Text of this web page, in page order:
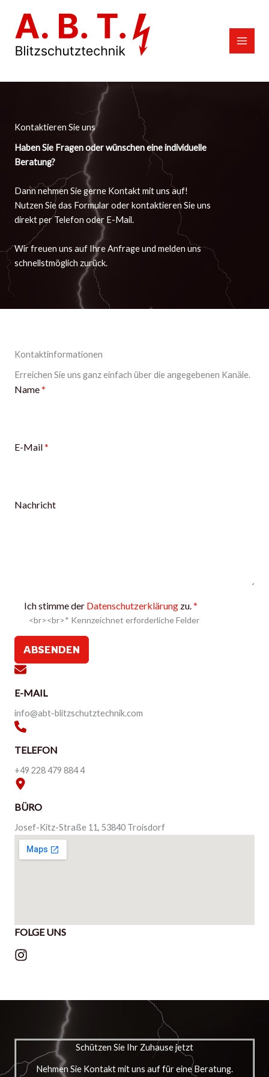
Inhalt
springen
Kontaktie­ren Sie uns
Haben Sie Fragen oder wünschen eine individuelle
Beratung?
Dann nehmen Sie gerne Kontakt mit uns auf!
Nutzen Sie das Formular oder kontaktieren Sie uns
direkt per Telefon oder E-Mail.
Wir freuen uns auf Ihre Anfrage und melden uns
schnellstmöglich zurück.
Kontakt­informationen
Erreichen Sie uns ganz einfach über die angegebenen Kanäle.
Name*
E-Mail*
Nachricht
Ich stimme der Datenschutzerklärung zu.*
<br><br>* Kennzeichnet erforderliche Felder
ABSENDEN
E-MAIL
info@abt-blitzschutztechnik.com
TELEFON
+49 228 479 884 4
BÜRO
Josef-Kitz-Straße 11, 53840 Troisdorf
FOLGE UNS
Schützen Sie Ihr Zuhause jetzt
Nehmen Sie Kontakt mit uns auf für eine Beratung.